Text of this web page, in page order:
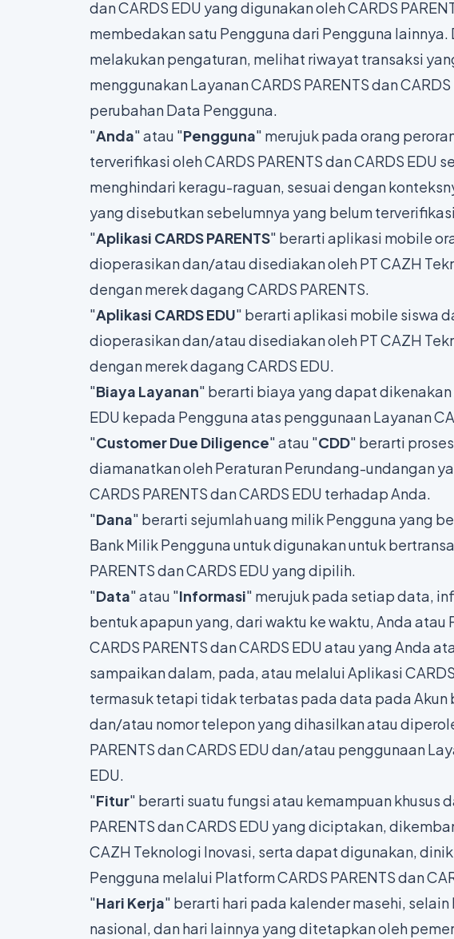
dan CARDS EDU yang digunakan oleh CARDS
membedakan satu Pengguna dari Pengguna
melakukan pengaturan, melihat riwayat transaksi
menggunakan Layanan CARDS PARENTS dan
perubahan Data Pengguna.
"Anda" atau "Pengguna" merujuk pada orang
terverifikasi oleh CARDS PARENTS dan CARDS EDU
menghindari keragu-raguan, sesuai dengan
yang disebutkan sebelumnya yang belum
"Aplikasi CARDS PARENTS" berarti aplikasi mobile
dioperasikan dan/atau disediakan oleh PT CAZH
dengan merek dagang CARDS PARENTS.
"Aplikasi CARDS EDU" berarti aplikasi mobile siswa
dioperasikan dan/atau disediakan oleh PT CAZH
dengan merek dagang CARDS EDU.
"Biaya Layanan" berarti biaya yang dapat dikenakan
EDU kepada Pengguna atas penggunaan Layanan
"Customer Due Diligence" atau "CDD" berarti
diamanatkan oleh Peraturan Perundang-undangan
CARDS PARENTS dan CARDS EDU terhadap Anda.
"Dana" berarti sejumlah uang milik Pengguna yang
Bank Milik Pengguna untuk digunakan untuk
PARENTS dan CARDS EDU yang dipilih.
"Data" atau "Informasi" merujuk pada setiap data,
bentuk apapun yang, dari waktu ke waktu, Anda
CARDS PARENTS dan CARDS EDU atau yang Anda
sampaikan dalam, pada, atau melalui Aplikasi CARDS
termasuk tetapi tidak terbatas pada data pada Akun
dan/atau nomor telepon yang dihasilkan atau
PARENTS dan CARDS EDU dan/atau penggunaan
EDU.
"Fitur" berarti suatu fungsi atau kemampuan khusus
PARENTS dan CARDS EDU yang diciptakan,
CAZH Teknologi Inovasi, serta dapat digunakan,
Pengguna melalui Platform CARDS PARENTS dan
"Hari Kerja" berarti hari pada kalender masehi,
nasional, dan hari lainnya yang ditetapkan oleh